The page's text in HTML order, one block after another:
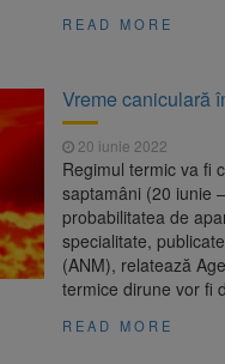
READ MORE
Vreme caniculară
20 iunie 2022
Regimul termic va fi
saptamâni (20 iunie
probabilitatea de
specialitate,
(ANM), relatează
termice dirune vor fi
READ MORE